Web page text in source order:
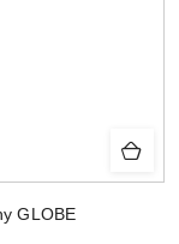
GLOBE